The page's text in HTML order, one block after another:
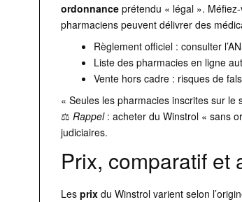
ordonnance prétendu « légal ».
pharmaciens peuvent délivrer des
Règlement officiel : consulter
Liste des pharmacies en ligne
Vente hors cadre : risques de
« Seules les pharmacies inscrites sur
⚖️Rappel: acheter du Winstrol « sans
judiciaires.
Prix, comparatif et
Lesprix du Winstrol varient selon